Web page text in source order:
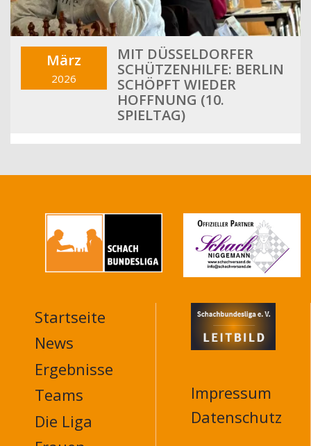
März
2026
MIT DÜSSELDORFER
SCHÜTZENHILFE: BERLIN
SCHÖPFT WIEDER
HOFFNUNG (10.
SPIELTAG)
MAIN
NAVIGATION
FOOTER
Startseite
News
Ergebnisse
Teams
Die Liga
Impressum
Datenschutz